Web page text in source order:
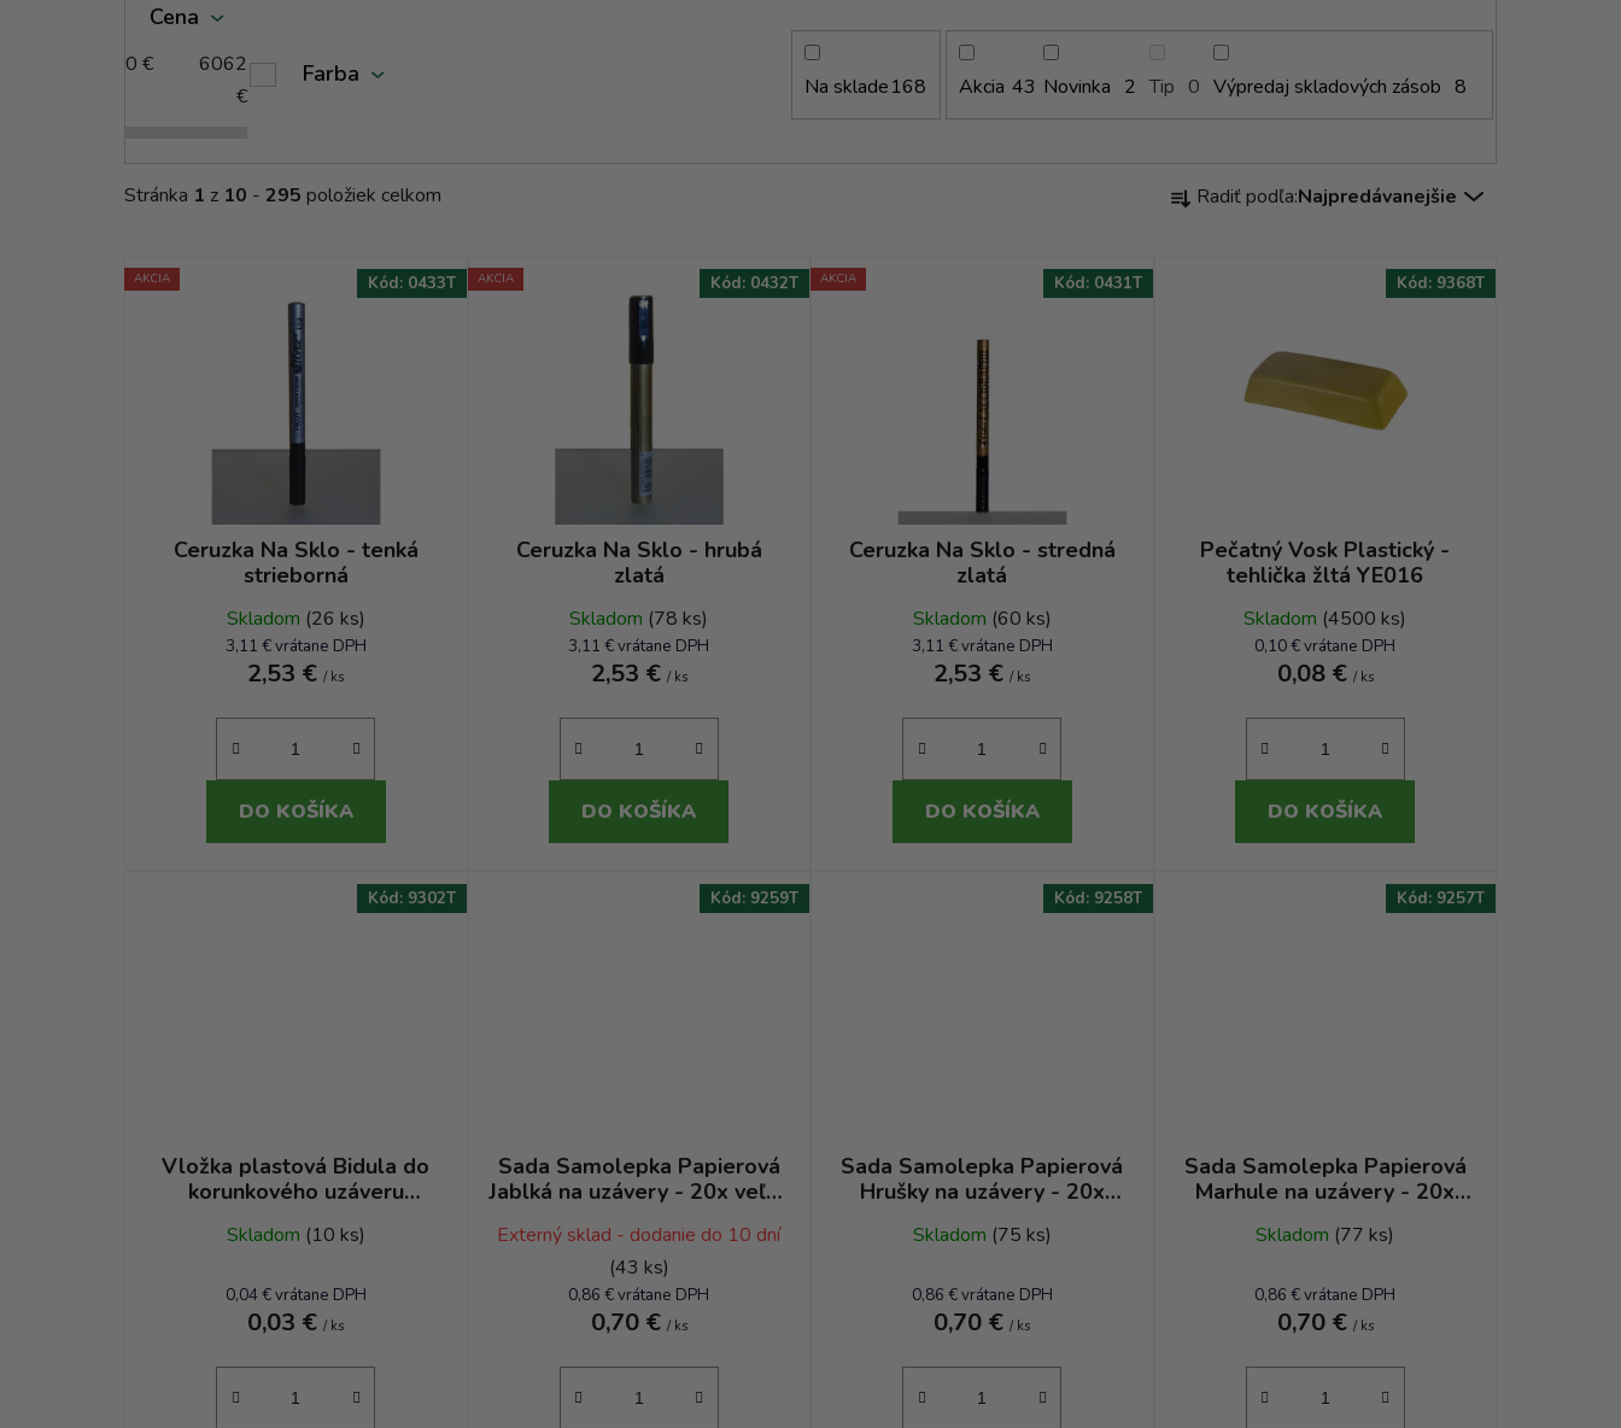
Stránka 1 z 10 - 295 položiek celkom
a Radiť podľa:Najpredávanejšie
Cena
0 €
6062
€
Na sklade168 Akcia 43 Novinka 2 Tip 0 Výpredaj skladových zásob 8
Farba
p
r
uAKCIA
Ceruzka Na Sklo - tenká
strieborná
Skladom (26 ks)
3,11 € vrátane DPH
2,53 €/ ks
DO KOŠÍKA
Kód: 0433T AKCIA
Ceruzka Na Sklo - hrubá
zlatá
Skladom (78 ks)
3,11 € vrátane DPH
2,53 € / ks
DO KOŠÍKA
Kód: 0432T AKCIA
Ceruzka Na Sklo - stredná
zlatá
Skladom (60 ks)
3,11 € vrátane DPH
2,53 €/ ks
DO KOŠÍKA
Kód: 0431T
Pečatný Vosk Plastický -
tehlička žltá YE016
Skladom (4500 ks)
0,10 € vrátane DPH
0,08 € / ks
DO KOŠÍKA
Kód: 9368T
Vložka plastová Bidula do
korunkového uzáveru
Skladom (10 ks)
0,04 € vrátane DPH
0,03 €/ ks
Kód: 9302T
Sada Samolepka Papierová
Jablká na uzávery - 20x veľká
25 mm
Externý sklad - dodanie do 10 dní
(43 ks)
0,86 € vrátane DPH
0,70 € / ks
Kód: 9259T
Sada Samolepka Papierová
Hrušky na uzávery - 20x
priemer 25 mm
Skladom (75 ks)
0,86 € vrátane DPH
0,70 €/ ks
Kód: 9258T
Sada Samolepka Papierová
Marhule na uzávery - 20x
priemer 25 mm
Skladom (77 ks)
0,86 € vrátane DPH
0,70 € / ks
Kód: 9257T